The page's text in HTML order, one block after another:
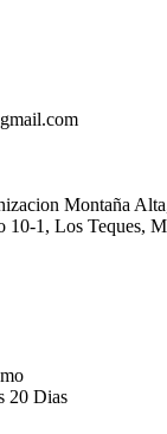
Montaña
10-1, Los Teques,
20 Dias